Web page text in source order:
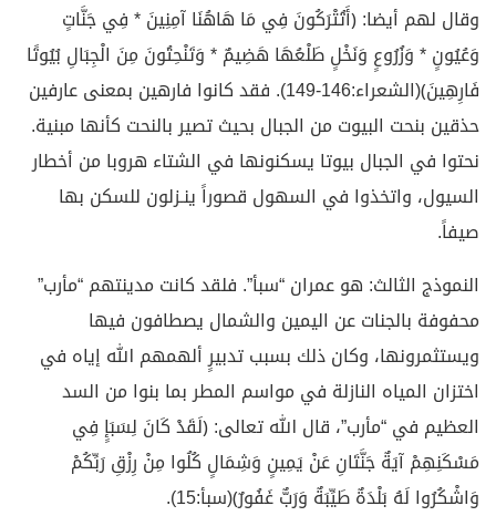
وقال لهم أيضا: ﴿أَتُتْرَكُونَ فِي مَا هَاهُنَا آمِنِينَ * فِي جَنَّاتٍ
وَعُيُونٍ * وَزُرُوعٍ وَنَخْلٍ طَلْعُهَا هَضِيمٌ * وَتَنْحِتُونَ مِنَ الْجِبَالِ بُيُوتًا
فَارِهِينَ﴾(الشعراء:146-149). فقد كانوا فارهين بمعنى عارفين
حذقين بنحت البيوت من الجبال بحيث تصير بالنحت كأنها مبنية.
نحتوا في الجبال بيوتا يسكنونها في الشتاء هروبا من أخطار
السيول، واتخذوا في السهول قصوراً ينـزلون للسكن بها
صيفاً.
النموذج الثالث: هو عمران “سبأ”. فلقد كانت مدينتهم “مأرب”
محفوفة بالجنات عن اليمين والشمال يصطافون فيها
ويستثمرونها، وكان ذلك بسبب تدبيرٍ ألهمهم الله إياه في
اختزان المياه النازلة في مواسم المطر بما بنوا من السد
العظيم في “مأرب”، قال الله تعالى: ﴿لَقَدْ كَانَ لِسَبَإٍ فِي
مَسْكَنِهِمْ آيَةٌ جَنَّتَانِ عَنْ يَمِينٍ وَشِمَالٍ كُلُوا مِنْ رِزْقِ رَبِّكُمْ
وَاشْكُرُوا لَهُ بَلْدَةٌ طَيِّبَةٌ وَرَبٌّ غَفُورٌ﴾(سبأ:15).